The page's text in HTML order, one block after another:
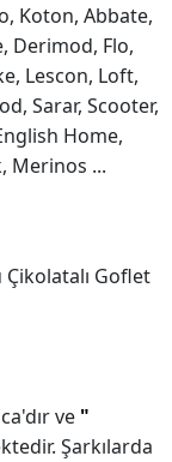
Koton, Abbate,
Derimod, Flo,
Lescon, Loft,
Sarar, Scooter,
Home,
Merinos ...
Goflet
ve "
Şarkılarda